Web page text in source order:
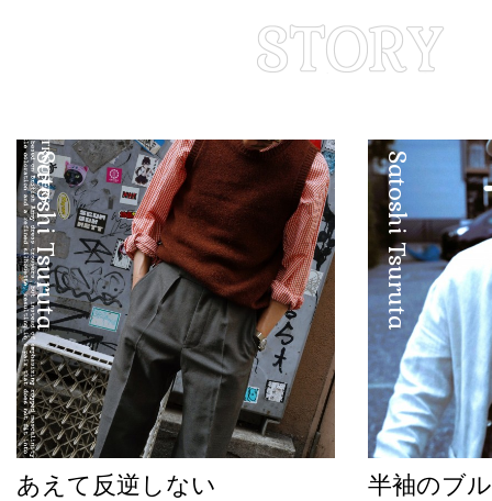
Satoshi Tsuruta
あえて反逆しない
Satoshi Tsuruta
半袖のブ